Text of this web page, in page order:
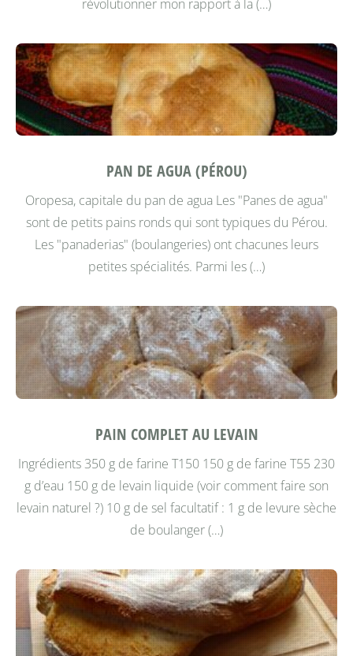
révolutionner mon rapport à la (…)
PAN DE AGUA (PÉROU)
Oropesa, capitale du pan de agua Les "Panes de agua"
sont de petits pains ronds qui sont typiques du Pérou.
Les "panaderias" (boulangeries) ont chacunes leurs
petites spécialités. Parmi les (…)
PAIN COMPLET AU LEVAIN
Ingrédients 350 g de farine T150 150 g de farine T55 230
g d’eau 150 g de levain liquide (voir comment faire son
levain naturel ?) 10 g de sel facultatif : 1 g de levure sèche
de boulanger (…)